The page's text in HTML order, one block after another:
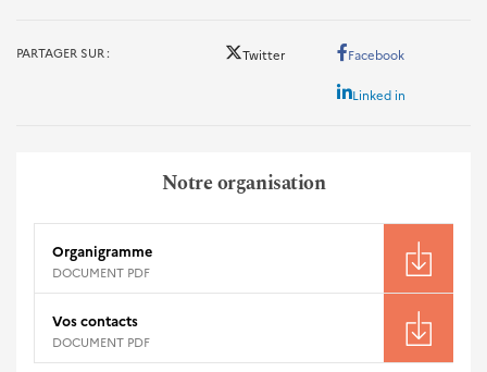
PARTAGER SUR Twitter Facebook
Linked in
Notre organisation
Organigramme
DOCUMENT PDF
Vos contacts
DOCUMENT PDF